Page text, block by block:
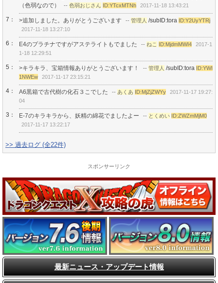
（色弱なので）
-- 色弱おじさん ID:YTcxMTNh 2017-11-18 13:43:21
7： >追加しました。ありがとうございます -- 管理人 /subID:tora ID:Y2UyYTRj
2017-11-18 13:27:10
6： E4のプラチナですがアステライトもでました -- ねこ ID:MjdmMWI4
2017-1
1-18 12:29:51
5： >キラキラ、宝箱情報ありがとうございます！ -- 管理人 /subID:tora ID:YWI
1NWEw
2017-11-17 23:15:21
4： A6黒箱で古代樹の化石３こでした -- あくあ ID:MjZjZWYy
2017-11-17 19:27:
04
3： E-7のキラキラから、妖精の綿花でましたよー -- とくめい ID:ZWZmMjM0
2017-11-17 13:22:17
>> 過去ログ (全22件)
スポンサーリンク
最新ニュース・アップデート情報